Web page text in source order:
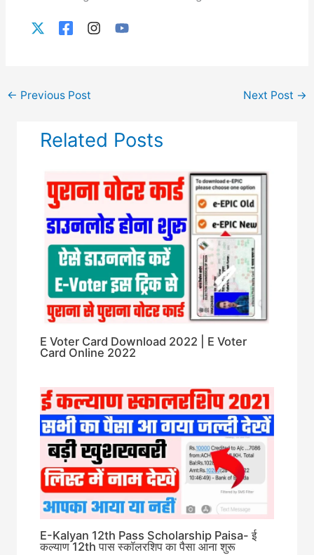
← Previous Post Next Post →
Related Posts
E Voter Card Download 2022 | E Voter
Card Online 2022
E-Kalyan 12th Pass Scholarship Paisa- ई
कल्याण 12th पास स्कॉलरशिप का पैसा आना शुरू